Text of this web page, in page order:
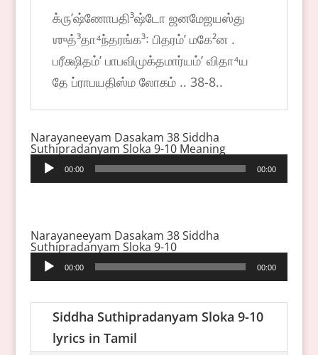
க்ருʼஷ்ணோபதி³ஷ்டோ ஜனமேஜயஸ்து
ஶுத்³தா⁴ந்தரங்க³꞉ பிதரம்ʼ மகே²ன .
பரீக்ஷிதம்ʼ பாபவிமுக்தமார்யம்ʼ விதா⁴ய
தே ப்ராபயதிஸ்ம லோகம் .. 38-8..
Narayaneeyam Dasakam 38 Siddha
Suthipradanyam Sloka 9-10 Meaning
Audio
Player
00:00 00:00
Narayaneeyam Dasakam 38 Siddha
Suthipradanyam Sloka 9-10
Audio
Player
00:00 00:00
Siddha Suthipradanyam Sloka 9-10
lyrics in Tamil